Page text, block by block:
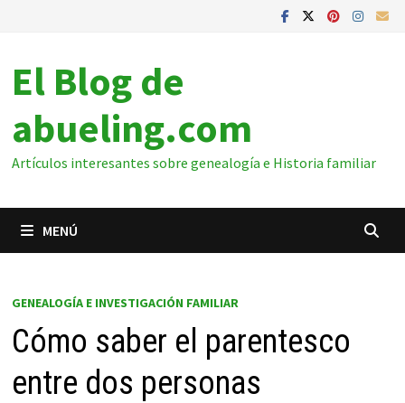
El Blog de
abueling.com
Artículos interesantes sobre genealogía e Historia familiar
MENÚ
GENEALOGÍA E INVESTIGACIÓN FAMILIAR
Cómo saber el parentesco
entre dos personas